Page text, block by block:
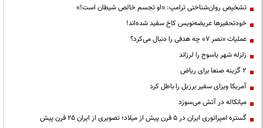
تشخیص روان‌شناختی ترامپ: «او تجسم خالص شیطان است!»
خودتحقیرها عریضه‌نویس کاخ سفید شده‌اند!
عملیات «نصر ۷» چه هدفی را دنبال می‌کرد؟
زلزله شهر یاسوج را لرزاند
۲ گزینه صنعا برای ریاض
آمریکا ویزای سفیر برزیل را باطل کرد
میانکاله در آتش می‌سوزد
گستره امپراتوری ایران در ۵ قرن پیش از میلاد؛ تصویری از ایران ۲۵ قرن پیش